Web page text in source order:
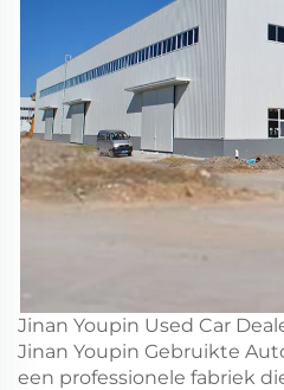
Jinan Youpin Used Car
Jinan Youpin Gebruikte
een professionele fabriek